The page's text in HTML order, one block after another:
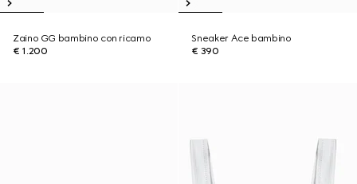
Zaino GG bambino con ricamo
€ 1.200
Sneaker Ace bambino
€ 390